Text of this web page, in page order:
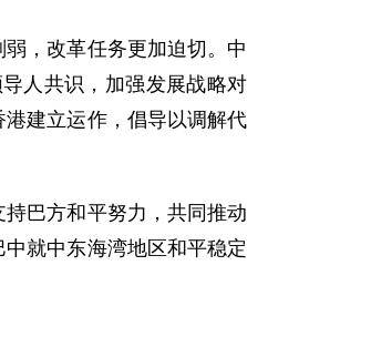
，改革任务更加迫切。中
人共识，加强发展战略对
建立运作，倡导以调解代
巴方和平努力，共同推动
就中东海湾地区和平稳定